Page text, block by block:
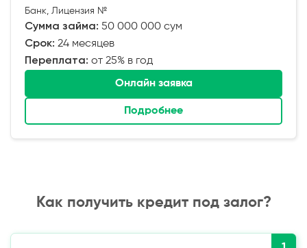
Банк, Лицензия №
Сумма займа: 50 000 000 сум
Срок: 24 месяцев
Переплата: от 25% в год
Онлайн заявка
Подробнее
Как получить кредит под залог?